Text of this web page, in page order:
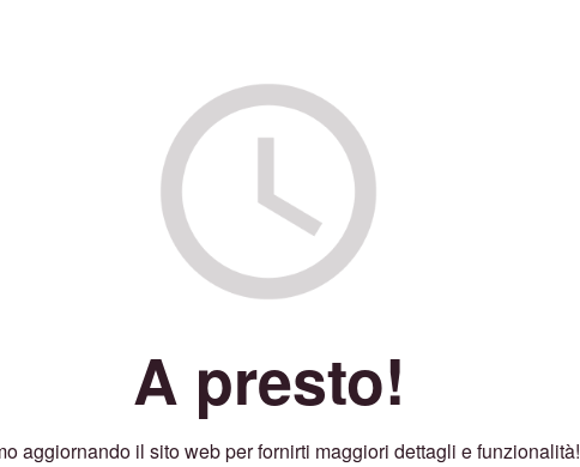
A presto!
aggiornando il sito web per fornirti maggiori dettagli e funzionalità!